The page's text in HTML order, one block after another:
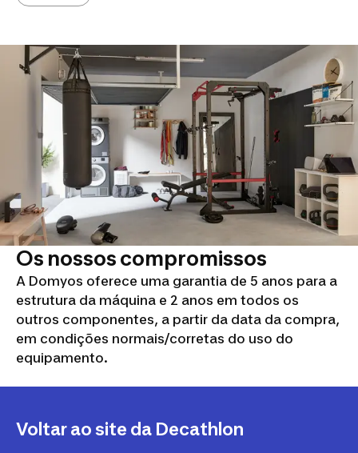
Os nossos compromissos
A Domyos oferece uma garantia de 5 anos para a
estrutura da máquina e 2 anos em todos os
outros componentes, a partir da data da compra,
em condições normais/corretas do uso do
equipamento.
Voltar ao site da Decathlon